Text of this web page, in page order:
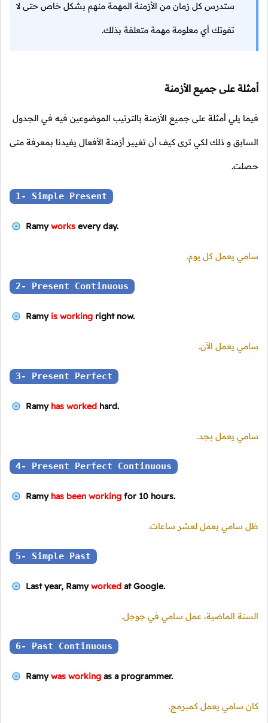
ستدرس كل زمان من الأزمنة المهمة منهم بشكل خاص حتى لا
تفوتك أي معلومة مهمة متعلقة بذلك.
أمثلة على جميع الأزمنة
فيما يلي أمثلة على جميع الأزمنة بالترتيب الموضوعين فيه في الجدول
السابق و ذلك لكي ترى كيف أن تغيير أزمنة الأفعال يفيدنا بمعرفة متى
حصلت.
1- Simple Present
Ramyworks every day.
سامي يعمل كل يوم.
2- Present Continuous
Ramy is working right now.
سامي يعمل الآن.
3- Present Perfect
Ramy has worked hard.
سامي يعمل بجد.
4- Present Perfect Continuous
Ramy has been working for 10 hours.
ظل سامي يعمل لعشر ساعات.
5- Simple Past
Last year, Ramyworked at Google.
السنة الماضية، عمل سامي في جوجل.
6- Past Continuous
Ramywas working as a programmer.
كان سامي يعمل كمبرمج.